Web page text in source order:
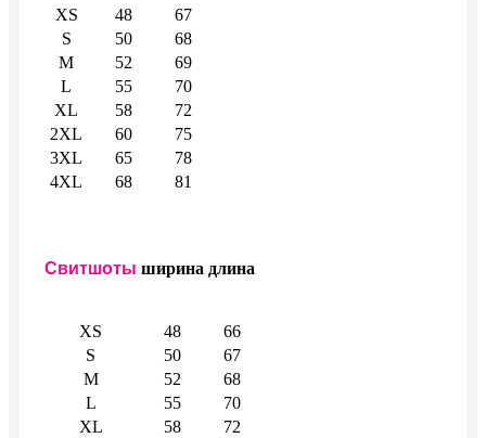
XS 48
67
S
50
68
M
52
69
L
55
70
XL
58
72
2XL
60
75
3XL
65
78
4XL
68 81
Свитшоты ширина длина
XS 48
66
S
50
67
M
52
68
L
55
70
XL
58
72